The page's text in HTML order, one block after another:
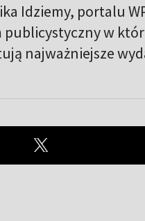
Idziemy, portalu
publicystyczny w
najważniejsze